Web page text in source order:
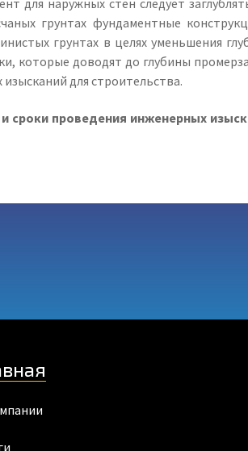
для наружных стен следует
грунтах фундаментные
грунтах в целях уменьшения
которые доводят до глубины
для строительства.
сроки проведения инженерных